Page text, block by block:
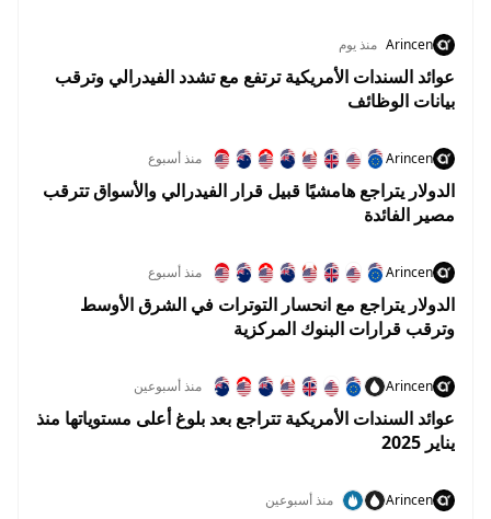
Arincen منذ يوم
عوائد السندات الأمريكية ترتفع مع تشدد الفيدرالي وترقب
بيانات الوظائف
Arincen منذ أسبوع
الدولار يتراجع هامشيًا قبيل قرار الفيدرالي والأسواق تترقب
مصير الفائدة
Arincen منذ أسبوع
الدولار يتراجع مع انحسار التوترات في الشرق الأوسط
وترقب قرارات البنوك المركزية
Arincen منذ أسبوعين
عوائد السندات الأمريكية تتراجع بعد بلوغ أعلى مستوياتها منذ
يناير 2025
Arincen منذ أسبوعين